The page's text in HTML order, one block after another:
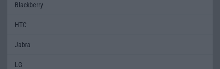
Blackberry
HTC
Jabra
LG